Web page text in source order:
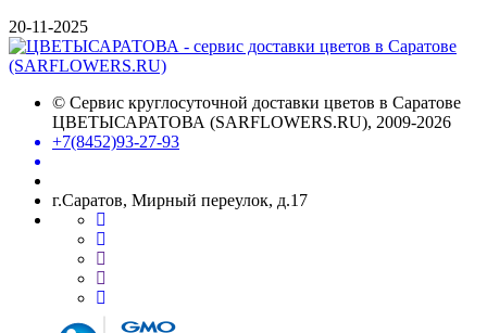
20-11-2025
© Сервис круглосуточной доставки цветов в Саратове
ЦВЕТЫСАРАТОВА (SARFLOWERS.RU), 2009-2026
+7(8452)93-27-93
г.Саратов, Мирный переулок, д.17